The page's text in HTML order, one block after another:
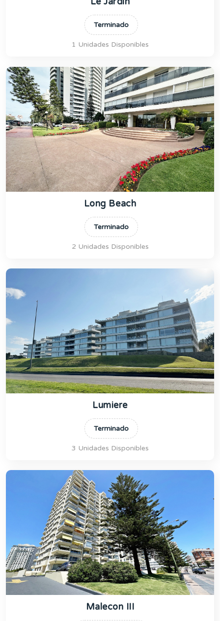
Terminado
1 Unidades Disponibles
Long Beach
Terminado
2 Unidades Disponibles
Lumiere
Terminado
3 Unidades Disponibles
Malecon III